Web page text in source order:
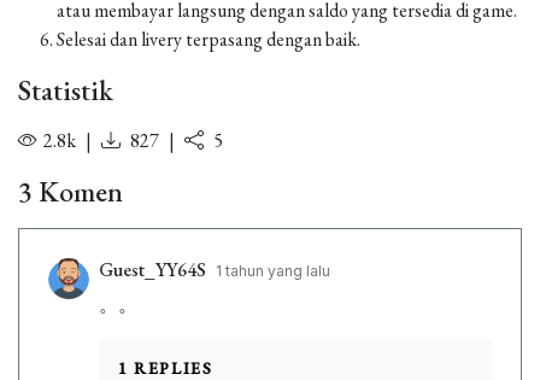
atau membayar langsung dengan saldo yang tersedia di game.
Selesai dan livery terpasang dengan baik.
Statistik
2.8k | 827 | 5
3 Komen
Guest_YY64S 1 tahun yang lalu
。。
1 REPLIES